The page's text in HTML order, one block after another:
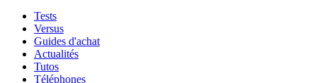
Tests
Versus
Guides d'achat
Actualités
Tutos
Téléphones